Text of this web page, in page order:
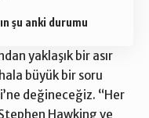
şu anki durumu
yaklaşık bir asır
büyük bir soru
değineceğiz. “Her
Hawking ve